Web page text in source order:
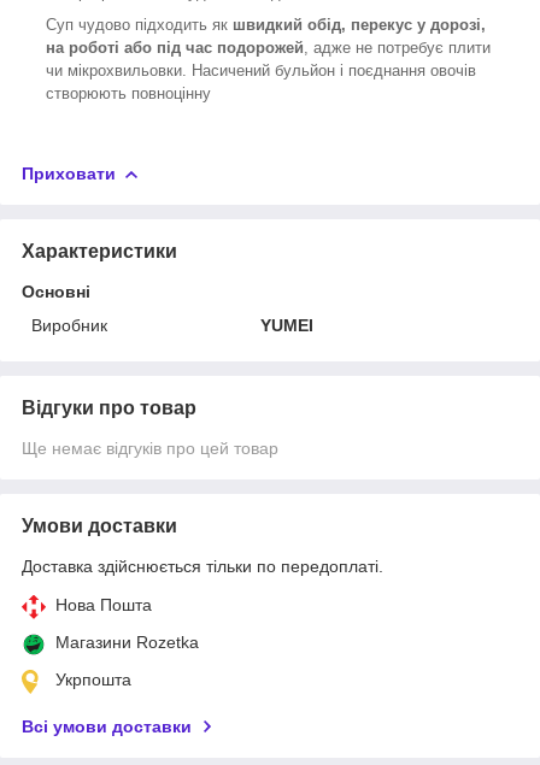
Суп чудово підходить як швидкий обід, перекус у дорозі,
на роботі або під час подорожей , адже не потребує плити
чи мікрохвильовки. Насичений бульйон і поєднання овочів
створюють повноцінну
Приховати
Характеристики
Основні
Виробник
YUMEI
Відгуки про товар
Ще немає відгуків про цей товар
Умови доставки
Доставка здійснюється тільки по передоплаті.
Нова Пошта
Магазини Rozetka
Укрпошта
Всі умови доставки